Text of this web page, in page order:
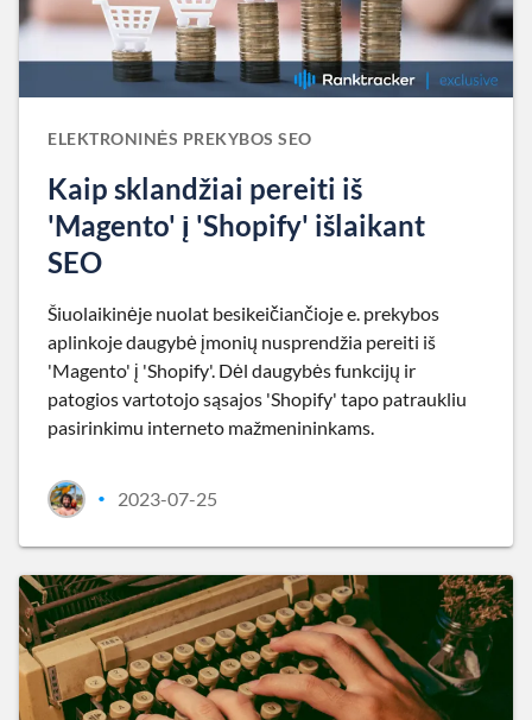
ELEKTRONINĖS PREKYBOS SEO
Kaip sklandžiai pereiti iš
'Magento' į 'Shopify' išlaikant
SEO
Šiuolaikinėje nuolat besikeičiančioje e. prekybos
aplinkoje daugybė įmonių nusprendžia pereiti iš
'Magento' į 'Shopify'. Dėl daugybės funkcijų ir
patogios vartotojo sąsajos 'Shopify' tapo patraukliu
pasirinkimu interneto mažmenininkams.
• 2023-07-25